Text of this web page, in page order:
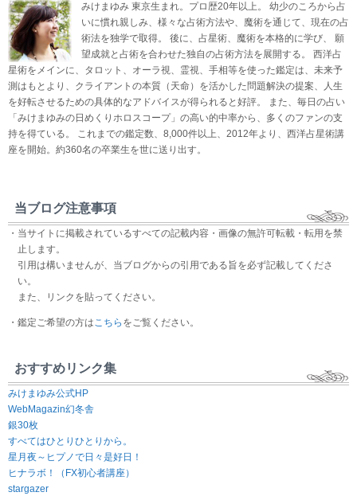
みけまゆみ 東京生まれ。プロ歴20年以上。 幼少のころから占
いに慣れ親しみ、様々な占術方法や、魔術を通じて、現在の占
術法を独学で取得。 後に、占星術、魔術を本格的に学び、 願
望成就と占術を合わせた独自の占術方法を展開する。 西洋占
星術をメインに、タロット、オーラ視、霊視、手相等を使った鑑定は、未来予
測はもとより、クライアントの本質（天命）を活かした問題解決の提案、人生
を好転させるための具体的なアドバイスが得られると好評。 また、毎日の占い
「みけまゆみの日めくりホロスコープ」の高い的中率から、多くのファンの支
持を得ている。 これまでの鑑定数、8,000件以上、2012年より、西洋占星術講
座を開始。約360名の卒業生を世に送り出す。
当ブログ注意事項
・当サイトに掲載されているすべての記載内容・画像の無許可転載・転用を禁
止します。
引用は構いませんが、当ブログからの引用である旨を必ず記載してくださ
い。
また、リンクを貼ってください。
・鑑定ご希望の方はこちら をご覧ください。
おすすめリンク集
みけまゆみ公式HP
WebMagazin幻冬舎
銀30枚
すべてはひとりひとりから。
星月夜～ヒプノで日々是好日！
ヒナラボ！（FX初心者講座）
stargazer